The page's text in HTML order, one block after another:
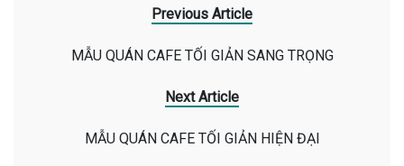
Previous Article
MẪU QUÁN CAFE TỐI GIẢN SANG TRỌNG
Next Article
MẪU QUÁN CAFE TỐI GIẢN HIỆN ĐẠI